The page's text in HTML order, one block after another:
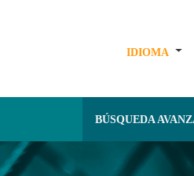
IDIOMA
BÚSQUEDA